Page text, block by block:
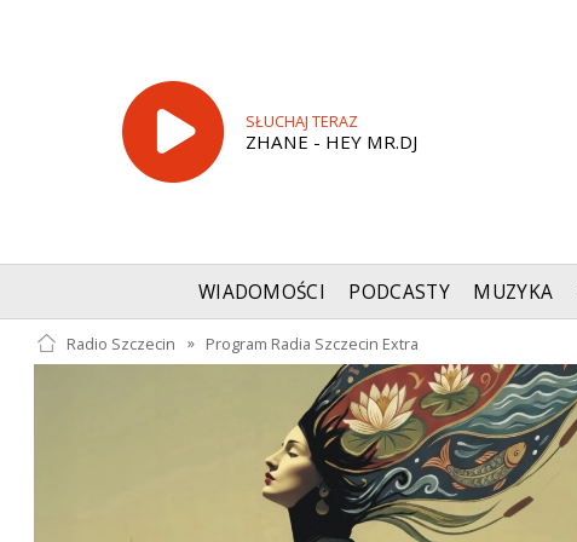
SŁUCHAJ TERAZ
ZHANE - HEY MR.DJ
WIADOMOŚCI PODCASTY MUZYKA
Radio Szczecin » Program Radia Szczecin Extra